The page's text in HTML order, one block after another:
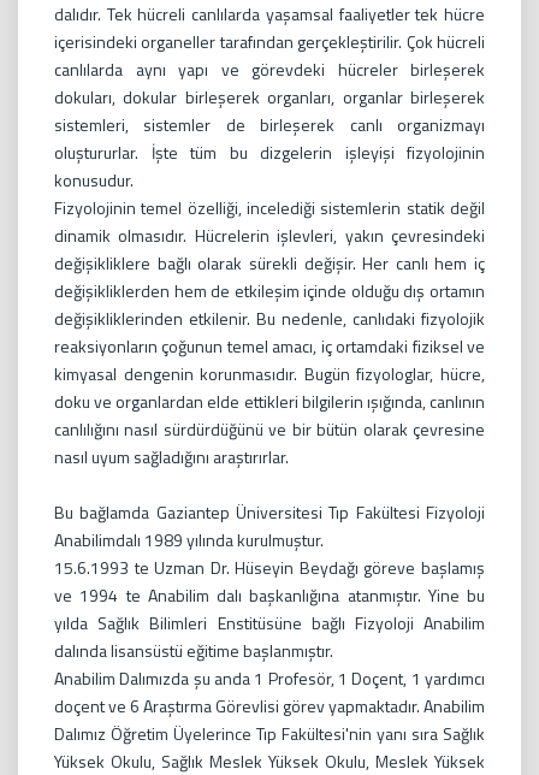
dalıdır. Tek hücreli canlılarda yaşamsal faaliyetler tek hücre
içerisindeki organeller tarafından gerçekleştirilir. Çok hücreli
canlılarda aynı yapı ve görevdeki hücreler birleşerek
dokuları, dokular birleşerek organları, organlar birleşerek
sistemleri, sistemler de birleşerek canlı organizmayı
oluştururlar. İşte tüm bu dizgelerin işleyişi fizyolojinin
konusudur.
Fizyolojinin temel özelliği, incelediği sistemlerin statik değil
dinamik olmasıdır. Hücrelerin işlevleri, yakın çevresindeki
değişikliklere bağlı olarak sürekli değişir. Her canlı hem iç
değişikliklerden hem de etkileşim içinde olduğu dış ortamın
değişikliklerinden etkilenir. Bu nedenle, canlıdaki fizyolojik
reaksiyonların çoğunun temel amacı, iç ortamdaki fiziksel ve
kimyasal dengenin korunmasıdır. Bugün fizyologlar, hücre,
doku ve organlardan elde ettikleri bilgilerin ışığında, canlının
canlılığını nasıl sürdürdüğünü ve bir bütün olarak çevresine
nasıl uyum sağladığını araştırırlar.
Bu bağlamda Gaziantep Üniversitesi Tıp Fakültesi Fizyoloji
Anabilimdalı 1989 yılında kurulmuştur.
15.6.1993 te Uzman Dr. Hüseyin Beydağı göreve başlamış
ve 1994 te Anabilim dalı başkanlığına atanmıştır. Yine bu
yılda Sağlık Bilimleri Enstitüsüne bağlı Fizyoloji Anabilim
dalında lisansüstü eğitime başlanmıştır.
Anabilim Dalımızda şu anda 1 Profesör, 1 Doçent, 1 yardımcı
doçent ve 6 Araştırma Görevlisi görev yapmaktadır. Anabilim
Dalımız Öğretim Üyelerince Tıp Fakültesi'nin yanı sıra Sağlık
Yüksek Okulu, Sağlık Meslek Yüksek Okulu, Meslek Yüksek